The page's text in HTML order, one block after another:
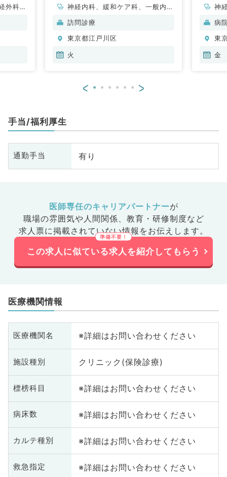
外科、
神経内科、緩和ケア科、一般内
科、循環器内科、呼吸器内科、消
臓内科、老年内科、血液内科、膠
原病科
訪問診療
東京都江戸川区
火
神
科
ペ
一
病
東
金
< >
手当/福利厚生
通勤手当 有り
医師専任のキャリアパートナーが
職場の雰囲気や人間関係、 教育・研修制度など
求人票に掲載されていない情報をお伝えします。
この求人に似ている求人を紹介してもらう
医療機関情報
医療機関名 ※詳細はお問い合わせください
施設種別 クリニック(保険診療)
標榜科目 ※詳細はお問い合わせください
病床数 ※詳細はお問い合わせください
カルテ種別 ※詳細はお問い合わせください
救急指定 ※詳細はお問い合わせください